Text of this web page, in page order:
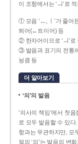
이 조항에서는 ‘ㅢ’로
① 모음 ‘ㅡ, ㅣ’가 줄어
틔어(←트이어) 등
② 한자어이므로 ‘ㅢ’
③ 발음과 표기의 전통
닁큼 등
더 알아보기
‘의’의 발음
‘의사의 책임’에서 첫음
로 모두 발음할 수 있
항과는 무관하지만, 모
절의 ‘의’는 발음의 변